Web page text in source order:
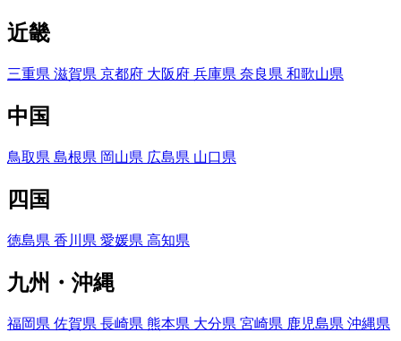
近畿
三重県 滋賀県 京都府 大阪府 兵庫県 奈良県 和歌山県
中国
鳥取県 島根県 岡山県 広島県 山口県
四国
徳島県 香川県 愛媛県 高知県
九州・沖縄
福岡県 佐賀県 長崎県 熊本県 大分県 宮崎県 鹿児島県 沖縄県